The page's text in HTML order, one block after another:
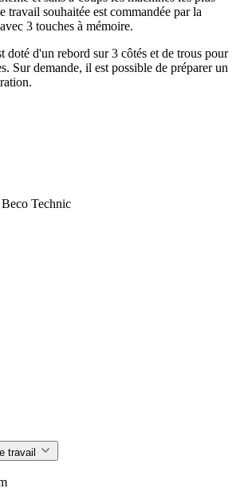
travail souhaitée est commandée par la
3 touches à mémoire.
doté d'un rebord sur 3 côtés et de trous pour
Sur demande, il est possible de préparer un
Technic
travail